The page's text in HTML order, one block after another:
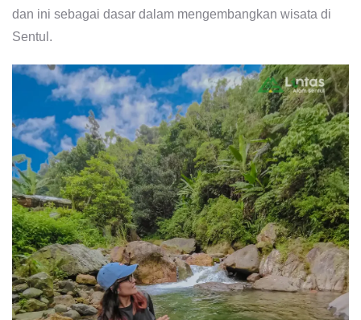
dan ini sebagai dasar dalam mengembangkan wisata di
Sentul.